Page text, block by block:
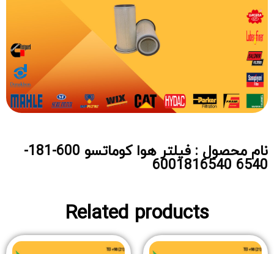
نام محصول : فیلتر هوا کوماتسو 600-181-
6540 6001816540
Related products